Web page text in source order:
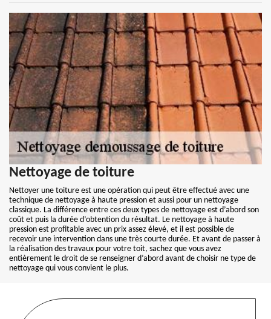
Nettoyage de toiture
Nettoyer une toiture est une opération qui peut être effectué avec une
technique de nettoyage à haute pression et aussi pour un nettoyage
classique. La différence entre ces deux types de nettoyage est d’abord son
coût et puis la durée d’obtention du résultat. Le nettoyage à haute
pression est profitable avec un prix assez élevé, et il est possible de
recevoir une intervention dans une très courte durée. Et avant de passer à
la réalisation des travaux pour votre toit, sachez que vous avez
entièrement le droit de se renseigner d’abord avant de choisir ne type de
nettoyage qui vous convient le plus.